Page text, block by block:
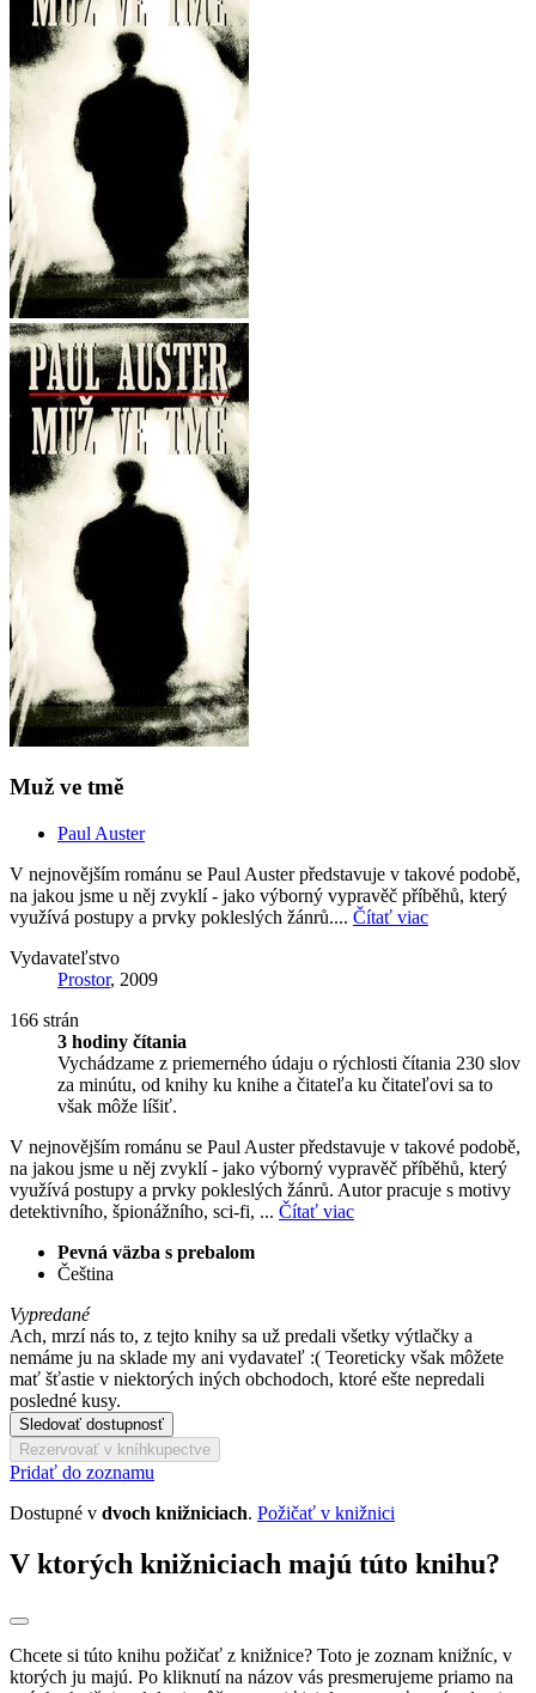
Muž ve tmě
Paul Auster
V nejnovějším románu se Paul Auster představuje v takové podobě,
na jakou jsme u něj zvyklí - jako výborný vypravěč příběhů, který
využívá postupy a prvky pokleslých žánrů.... Čítať viac
Vydavateľstvo
Prostor, 2009
166 strán
3 hodiny čítania
Vychádzame z priemerného údaju o rýchlosti čítania 230 slov
za minútu, od knihy ku knihe a čitateľa ku čitateľovi sa to
však môže líšiť.
V nejnovějším románu se Paul Auster představuje v takové podobě,
na jakou jsme u něj zvyklí - jako výborný vypravěč příběhů, který
využívá postupy a prvky pokleslých žánrů. Autor pracuje s motivy
detektivního, špionážního, sci-fi, ... Čítať viac
Pevná väzba s prebalom
Čeština
Vypredané
Ach, mrzí nás to, z tejto knihy sa už predali všetky výtlačky a
nemáme ju na sklade my ani vydavateľ :( Teoreticky však môžete
mať šťastie v niektorých iných obchodoch, ktoré ešte nepredali
posledné kusy.
Sledovať dostupnosť
Rezervovať v kníhkupectve
Pridať do zoznamu
Dostupné v dvoch knižniciach. Požičať v knižnici
V ktorých knižniciach majú túto knihu?
Chcete si túto knihu požičať z knižnice? Toto je zoznam knižníc, v
ktorých ju majú. Po kliknutí na názov vás presmerujeme priamo na